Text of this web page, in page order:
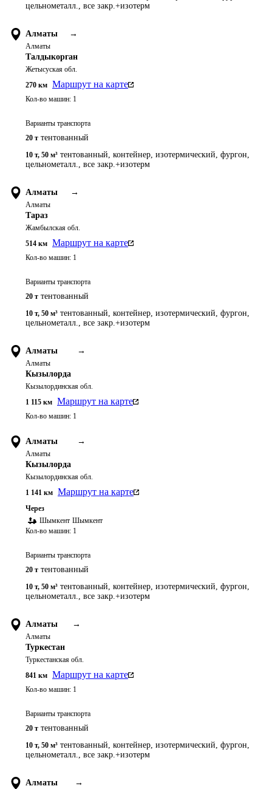
цельнометалл., все закр.+изотерм
Алматы →
Алматы
Талдыкорган
Жетысуская обл.
270 км Маршрут на карте
Кол-во машин: 1
Варианты транспорта
20 т тентованный
10 т, 50 м³ тентованный, контейнер, изотермический, фургон,
цельнометалл., все закр.+изотерм
Алматы →
Алматы
Тараз
Жамбылская обл.
514 км Маршрут на карте
Кол-во машин: 1
Варианты транспорта
20 т тентованный
10 т, 50 м³ тентованный, контейнер, изотермический, фургон,
цельнометалл., все закр.+изотерм
Алматы →
Алматы
Кызылорда
Кызылординская обл.
1 115 км Маршрут на карте
Кол-во машин: 1
Алматы →
Алматы
Кызылорда
Кызылординская обл.
1 141 км Маршрут на карте
Через
Шымкент Шымкент
Кол-во машин: 1
Варианты транспорта
20 т тентованный
10 т, 50 м³ тентованный, контейнер, изотермический, фургон,
цельнометалл., все закр.+изотерм
Алматы →
Алматы
Туркестан
Туркестанская обл.
841 км Маршрут на карте
Кол-во машин: 1
Варианты транспорта
20 т тентованный
10 т, 50 м³ тентованный, контейнер, изотермический, фургон,
цельнометалл., все закр.+изотерм
Алматы →